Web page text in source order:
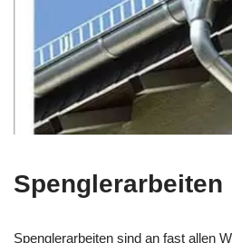
Spenglerarbeiten
Spenglerarbeiten sind an fast allen